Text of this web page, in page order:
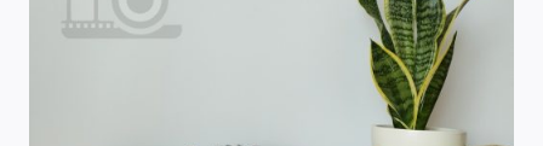
NADMORSKIE
PRZESTRZENIE.